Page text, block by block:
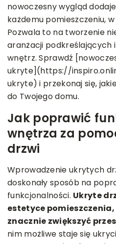
nowoczesny wygląd
każdemu pomieszczeniu,
Pozwala to na tworzenie
aranżacji podkreślających
wnętrz. Sprawdź
ukryte](https://
ukryte) i przekonaj się,
do Twojego domu.
Jak poprawić
wnętrza za
drzwi
Wprowadzenie ukrytych
doskonały sposób na
funkcjonalności. Ukryte
estetyce
znacznie zwiększyć
nim możliwe staje się